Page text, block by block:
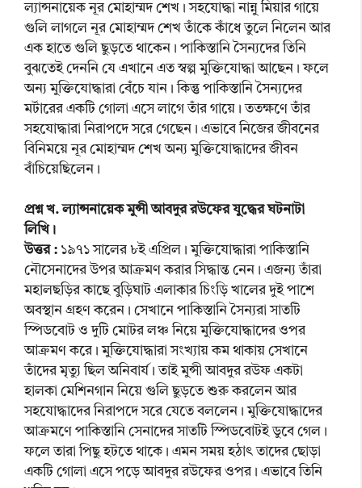
ল্যান্সনায়েক নূর মোহাম্মদ শেখ। সহযোদ্ধা নান্নু মিয়ার গায়ে
গুলি লাগলে নূর মোহাম্মদ শেখ তাঁকে কাঁধে তুলে নিলেন আর
এক হাতে গুলি ছুড়তে থাকেন। পাকিস্তানি সৈন্যদের তিনি
বুঝতেই দেননি যে এখানে এত স্বল্প মুক্তিযোদ্ধা আছেন। ফলে
অন্য মুক্তিযোদ্ধারা বেঁচে যান। কিন্তু পাকিস্তানি সৈন্যদের
মর্টারের একটি গোলা এসে লাগে তাঁর গায়ে। ততক্ষণে তাঁর
সহযোদ্ধারা নিরাপদে সরে গেছেন। এভাবে নিজের জীবনের
বিনিময়ে নূর মোহাম্মদ শেখ অন্য মুক্তিযোদ্ধাদের জীবন
বাঁচিয়েছিলেন।
প্রশ্ন খ. ল্যান্সনায়েক মুন্সী আবদুর রউফের যুদ্ধের ঘটনাটা
লিখি।
উত্তর : ১৯৭১ সালের ৮ই এপ্রিল। মুক্তিযোদ্ধারা পাকিস্তানি
নৌসেনাদের উপর আক্রমণ করার সিদ্ধান্ত নেন। এজন্য তাঁরা
মহালছড়ির কাছে বুড়িঘাট এলাকার চিংড়ি খালের দুই পাশে
অবস্থান গ্রহণ করেন। সেখানে পাকিস্তানি সৈন্যরা সাতটি
স্পিডবোট ও দুটি মোটর লঞ্চ নিয়ে মুক্তিযোদ্ধাদের ওপর
আক্রমণ করে। মুক্তিযোদ্ধারা সংখ্যায় কম থাকায় সেখানে
তাঁদের মৃত্যু ছিল অনিবার্য। তাই মুন্সী আবদুর রউফ একটা
হালকা মেশিনগান নিয়ে গুলি ছুড়তে শুরু করলেন আর
সহযোদ্ধাদের নিরাপদে সরে যেতে বললেন। মুক্তিযোদ্ধাদের
আক্রমণে পাকিস্তানি সেনাদের সাতটি স্পিডবোটই ডুবে গেল।
ফলে তারা পিছু হটতে থাকে। এমন সময় হঠাৎ তাদের ছোড়া
একটি গোলা এসে পড়ে আবদুর রউফের ওপর। এভাবে তিনি